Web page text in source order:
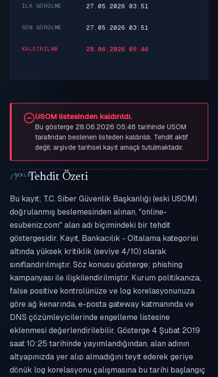
İLK GÖRÜLME 27.05.2026 03:51
SON GÖRÜLME 27.05.2026 03:51
KALDIRILMA 28.06.2026 05:46
USOM listesinden kaldırıldı.
Bu gösterge 28.06.2026 05:46 tarihinde USOM
tarafından beslenen listeden kaldırıldı. Tehdit aktif
değil; arşivde tarihsel kayıt amaçlı tutulmaktadır.
Tehdit Özeti
Bu kayıt; T.C. Siber Güvenlik Başkanlığı (eski USOM)
doğrulanmış beslemesinden alınan, "online-
esubeniz.com" alan adı biçimindeki bir tehdit
göstergesidir. Kayıt, Bankacılık - Oltalama kategorisi
altında yüksek kritiklik (seviye 4/10) olarak
sınıflandırılmıştır. Söz konusu gösterge; phishing
kampanyası ile ilişkilendirilmiştir. Kurum politikanıza,
false positive kontrolünüze ve log korelasyonunuza
göre ağ kenarında, e-posta gateway katmanında ve
DNS çözümleyicilerinde engelleme listesine
eklenmesi değerlendirilebilir. Gösterge 4 Şubat 2019
saat 10:25 tarihinde yayımlandığından, alan adının
altyapınızda yer alıp almadığını teyit ederek geriye
dönük log korelasyonu çalışmasına bu tarihi başlangıç